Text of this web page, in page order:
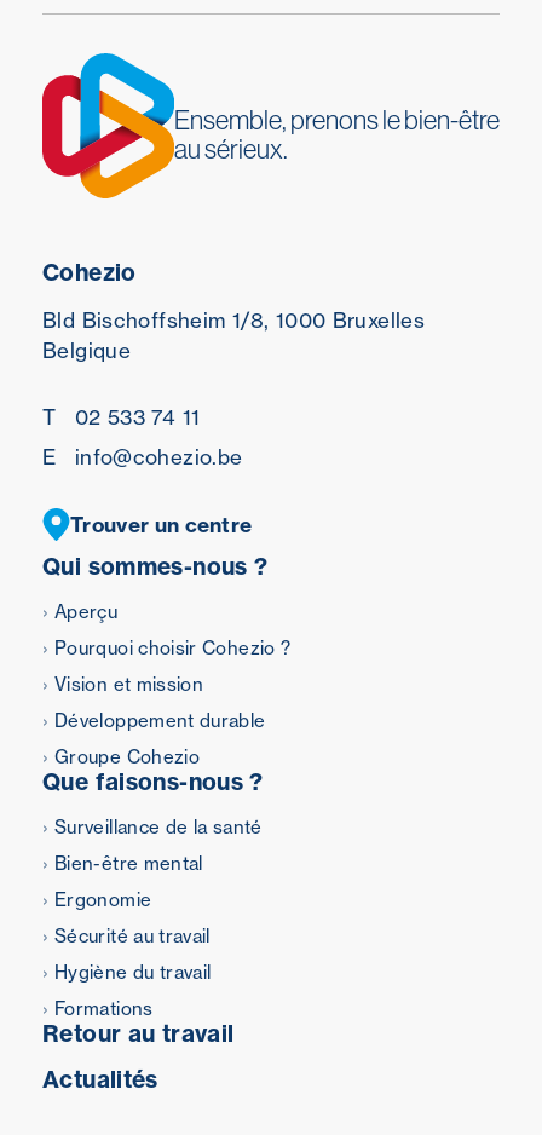
Ensemble, prenons le bien-être
au sérieux.
Qui sommes-nous ?
Aperçu
Pourquoi choisir Cohezio ?
Vision et mission
Développement durable
Groupe Cohezio
Que faisons-nous ?
Surveillance de la santé
Bien-être mental
Ergonomie
Sécurité au travail
Hygiène du travail
Formations
Retour au travail
Actualités
Cohezio
Bld Bischoffsheim 1/8, 1000 Bruxelles
Belgique
T
02 533 74 11
E
info@cohezio.be
Trouver un centre